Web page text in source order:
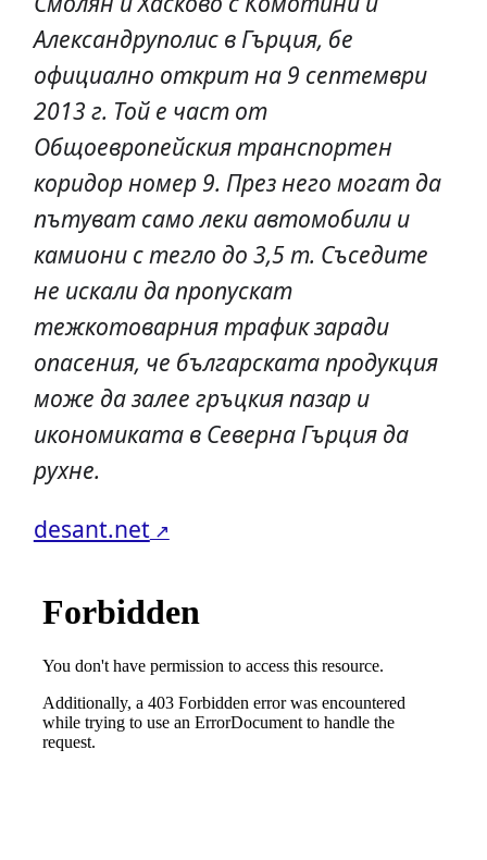
Александруполис в Гърция, бе
официално открит на 9 септември
2013 г. Той е част от
Общоевропейския транспортен
коридор номер 9. През него могат да
пътуват само леки автомобили и
камиони с тегло до 3,5 т. Съседите
не искали да пропускат
тежкотоварния трафик заради
опасения, че българската продукция
може да залее гръцкия пазар и
икономиката в Северна Гърция да
рухне.
desant.net